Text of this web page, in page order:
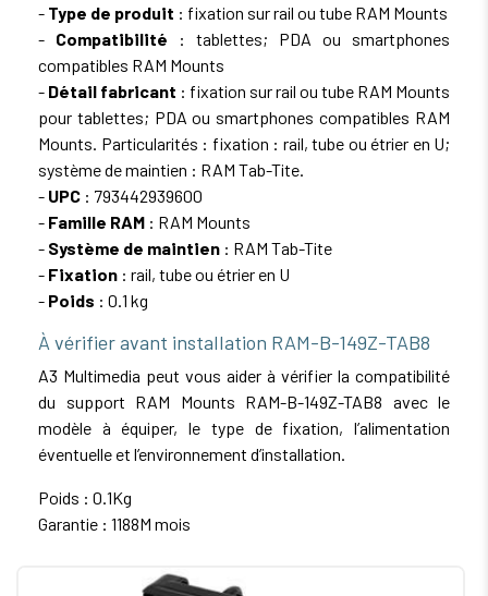
- Type de produit : fixation sur rail ou tube RAM Mounts
- Compatibilité : tablettes; PDA ou smartphones
compatibles RAM Mounts
- Détail fabricant : fixation sur rail ou tube RAM Mounts
pour tablettes; PDA ou smartphones compatibles RAM
Mounts. Particularités : fixation : rail, tube ou étrier en U;
système de maintien : RAM Tab-Tite.
- UPC : 793442939600
- Famille RAM : RAM Mounts
- Système de maintien : RAM Tab-Tite
- Fixation : rail, tube ou étrier en U
- Poids : 0.1 kg
À vérifier avant installation RAM-B-149Z-TAB8
A3 Multimedia peut vous aider à vérifier la compatibilité
du support RAM Mounts RAM-B-149Z-TAB8 avec le
modèle à équiper, le type de fixation, l’alimentation
éventuelle et l’environnement d’installation.
Poids : 0.1Kg
Garantie : 1188M mois